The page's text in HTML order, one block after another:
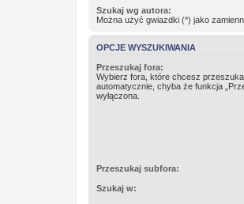
Szukaj wg autora:
Można użyć gwiazdki (*) jako
OPCJE WYSZUKIWANIA
Przeszukaj fora:
Wybierz fora, które chcesz
automatycznie, chyba że funkcja
wyłączona.
Przeszukaj subfora:
Szukaj w: